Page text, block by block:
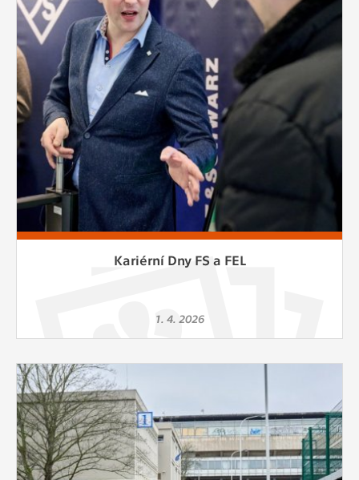
Cookies, které aplikace nedokáže zařadit.
Naším cílem je, aby tato kategorie
zůstala prázdná a všechny cookies byly
přiřazeny do některé z kategorií
uvedených výše.
Kariérní Dny FS a FEL
1. 4. 2026